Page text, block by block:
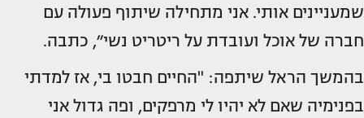
שמעניינים אותי. אני מתחילה שיתוף פעולה עם
חברה של אוכל ועובדת על ריטריט נשי״, כתבה.
בהמשך הראל שיתפה: "החיים חבטו בי, אז למדתי
בפנימיה שאם לא יהיו לי מרפקים, ופה גדול אני